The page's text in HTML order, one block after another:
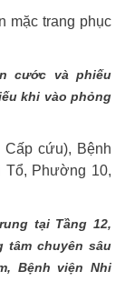
mặc trang phục
cước và phiếu
khi vào phỏng
cứu), Bệnh
Phường 10,
tại Tầng 12,
tâm chuyên sâu
Bệnh viện Nhi